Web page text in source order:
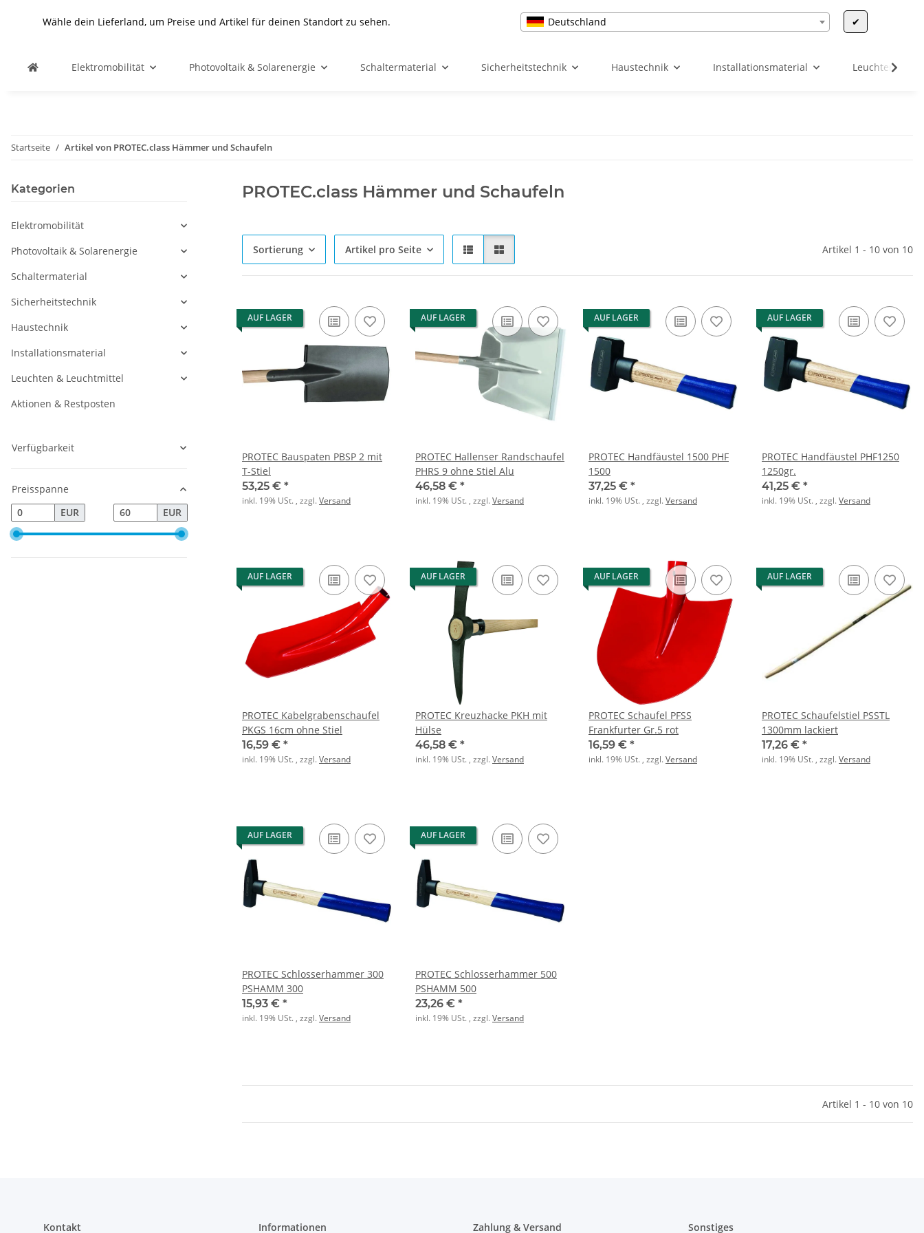
Wähle dein Lieferland, um Preise und Artikel für deinen Standort zu sehen. Deutschland ✔
Elektromobilität Photovoltaik & Solarenergie Schaltermaterial Sicherheitstechnik Haustechnik Installationsmaterial Leuchten &
Startseite Artikel von PROTEC.class Hämmer und Schaufeln
PROTEC.class Hämmer und Schaufeln
Sortierung Artikel pro Seite Artikel 1 - 10 von 10
AUF LAGER
PROTEC Bauspaten PBSP 2 mit
T-Stiel
53,25 € *
inkl. 19% USt. , zzgl.Versand
AUF LAGER
PROTEC Hallenser Randschaufel
PHRS 9 ohne Stiel Alu
46,58 € *
inkl. 19% USt. , zzgl.Versand
AUF LAGER
PROTEC Handfäustel 1500 PHF
1500
37,25 € *
inkl. 19% USt. , zzgl.Versand
AUF LAGER
PROTEC Handfäustel PHF1250
1250gr.
41,25 € *
inkl. 19% USt. , zzgl.Versand
AUF LAGER
PROTEC Kabelgrabenschaufel
PKGS 16cm ohne Stiel
16,59 € *
inkl. 19% USt. , zzgl.Versand
AUF LAGER
PROTEC Kreuzhacke PKH mit
Hülse
46,58 € *
inkl. 19% USt. , zzgl.Versand
AUF LAGER
PROTEC Schaufel PFSS
Frankfurter Gr.5 rot
16,59 € *
inkl. 19% USt. , zzgl.Versand
AUF LAGER
PROTEC Schaufelstiel PSSTL
1300mm lackiert
17,26 € *
inkl. 19% USt. , zzgl.Versand
AUF LAGER
PROTEC Schlosserhammer 300
PSHAMM 300
15,93 € *
inkl. 19% USt. , zzgl.Versand
AUF LAGER
PROTEC Schlosserhammer 500
PSHAMM 500
23,26 € *
inkl. 19% USt. , zzgl.Versand
Artikel 1 - 10 von 10
Kategorien
Elektromobilität
Photovoltaik & Solarenergie
Schaltermaterial
Sicherheitstechnik
Haustechnik
Installationsmaterial
Leuchten & Leuchtmittel
Aktionen & Restposten
Verfügbarkeit
Preisspanne
EUR
EUR
Kontakt Informationen Zahlung & Versand Sonstiges